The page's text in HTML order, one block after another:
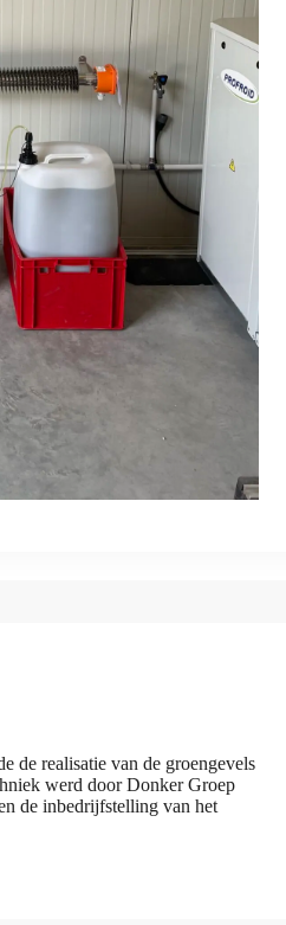
de realisatie van de groengevels
werd door Donker Groep
de inbedrijfstelling van het